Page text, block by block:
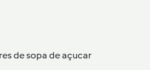
de sopa de açucar